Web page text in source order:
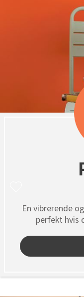
En vibrerende
perfekt hvis